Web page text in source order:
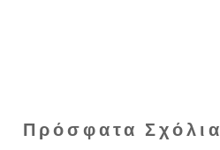
Πρόσφατα Σχόλια